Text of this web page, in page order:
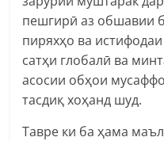
пешгирӣ аз обшавии
пиряхҳо ва
сатҳи глобалӣ ва
асосии обҳои
тасдиқ хоҳанд шуд.
Тавре ки ба ҳама